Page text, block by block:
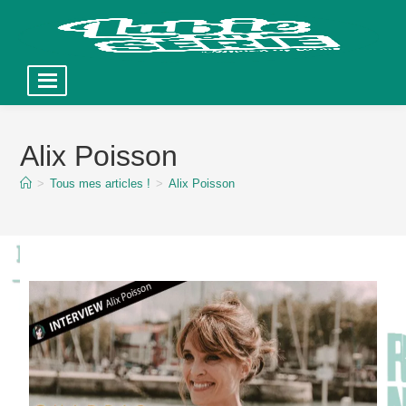
contentAlix Poisson
> Tous mes articles ! > Alix Poisson